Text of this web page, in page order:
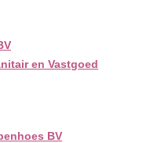
en Vastgoed
BV